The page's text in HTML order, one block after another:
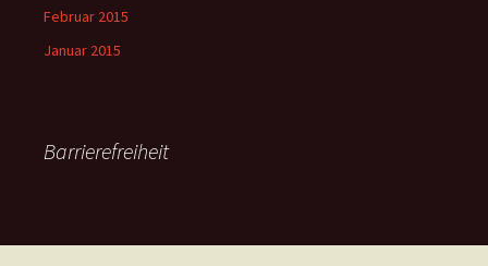
Februar 2015
Januar 2015
Barrierefreiheit